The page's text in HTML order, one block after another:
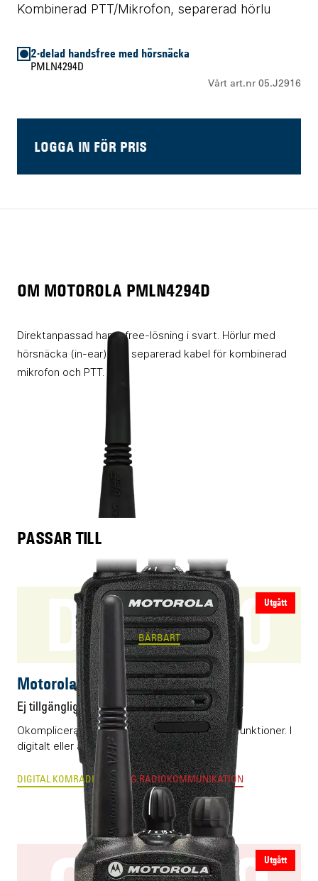
Kombinerad PTT/Mikrofon, separerad hörlu
2-delad handsfree med hörsnäcka
PMLN4294D
Vårt art.nr 05.J2916
LOGGA IN FÖR PRIS
OM MOTOROLA PMLN4294D
Direktanpassad handsfree-lösning i svart. Hörlur med
hörsnäcka (in-ear) och separerad kabel för kombinerad
mikrofon och PTT.
PASSAR TILL
Utgått
DP1400
BÄRBART
Motorola DP1400
Ej tillgänglig
Okomplicerad komradio med grundläggande funktioner. I
digitalt eller analogt utförande.
DIGITAL KOMRADIO ANALOG RADIOKOMMUNIKATION
Utgått